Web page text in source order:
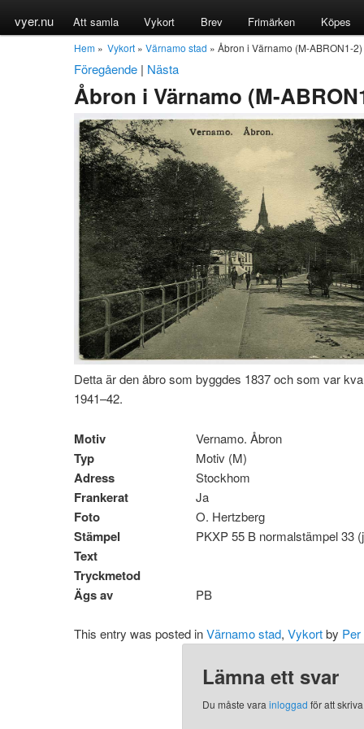
vyer.nu Att samla Vykort Brev Frimärken Köpes
Hem » Vykort » Värnamo stad » Åbron i Värnamo (M-ABRON1-2)
Föregående | Nästa
Åbron i Värnamo (M-
Detta är den åbro som byggdes 1837 och som var
1941–42.
Motiv Vernamo. Åbron
Typ Motiv (M)
Adress Stockhom
Frankerat Ja
Foto O. Hertzberg
Stämpel PKXP 55 B normalstämpel 33
Text
Tryckmetod
Ägs av
PB
This entry was posted inVärnamo stad, Vykortby
Lämna ett svar
Du måste varainloggad för att